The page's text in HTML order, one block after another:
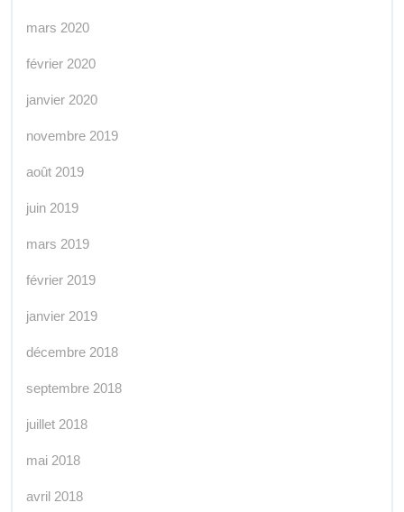
mars 2020
février 2020
janvier 2020
novembre 2019
août 2019
juin 2019
mars 2019
février 2019
janvier 2019
décembre 2018
septembre 2018
juillet 2018
mai 2018
avril 2018